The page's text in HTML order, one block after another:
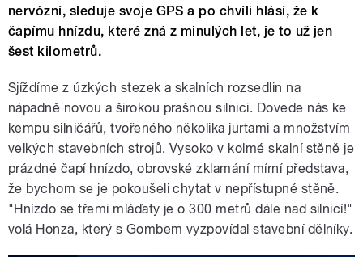
nervózní, sleduje svoje GPS a po chvíli hlásí, že k
čapímu hnízdu, které zná z minulých let, je to už jen
šest kilometrů.
Sjíždíme z úzkých stezek a skalních rozsedlin na
nápadně novou a širokou prašnou silnici. Dovede nás ke
kempu silničářů, tvořeného několika jurtami a množstvím
velkých stavebních strojů. Vysoko v kolmé skalní stěně je
prázdné čapí hnízdo, obrovské zklamání mírní představa,
že bychom se je pokoušeli chytat v nepřístupné stěně.
"Hnízdo se třemi mláďaty je o 300 metrů dále nad silnicí!"
volá Honza, který s Gombem vyzpovídal stavební dělníky.